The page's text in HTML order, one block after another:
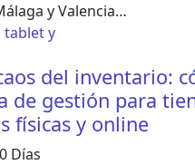
y Valencia…
del inventario:
de gestión para
físicas y online
Días